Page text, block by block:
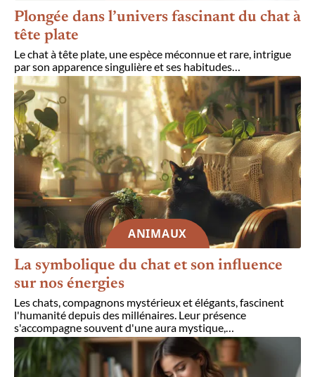
Plongée dans l’univers fascinant du chat à
tête plate
Le chat à tête plate, une espèce méconnue et rare, intrigue
par son apparence singulière et ses habitudes…
ANIMAUX
La symbolique du chat et son influence
sur nos énergies
Les chats, compagnons mystérieux et élégants, fascinent
l'humanité depuis des millénaires. Leur présence
s'accompagne souvent d'une aura mystique,…